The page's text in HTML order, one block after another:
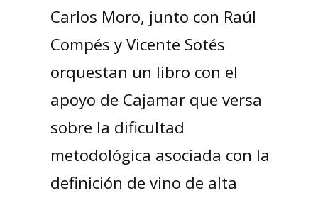
Carlos Moro, junto con Raúl
Compés y Vicente Sotés
orquestan un libro con el
apoyo de Cajamar que versa
sobre la dificultad
metodológica asociada con la
definición de vino de alta